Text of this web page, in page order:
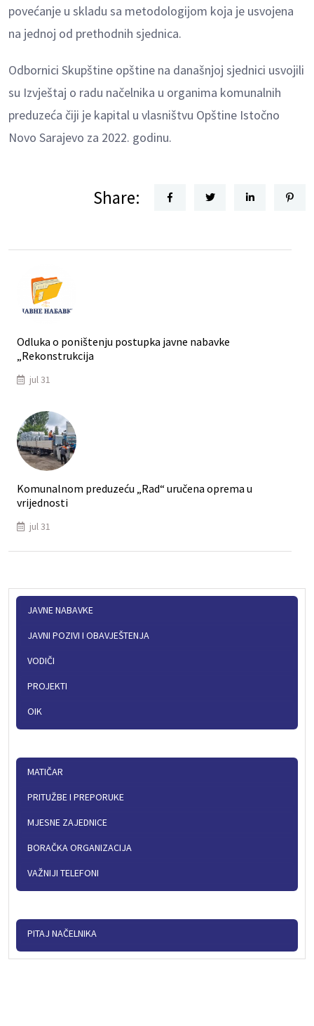
povećanje u skladu sa metodologijom koja je usvojena
na jednoj od prethodnih sjednica.
Odbornici Skupštine opštine na današnjoj sjednici usvojili
su Izvještaj o radu načelnika u organima komunalnih
preduzeća čiji je kapital u vlasništvu Opštine Istočno
Novo Sarajevo za 2022. godinu.
Share:
Odluka o poništenju postupka javne nabavke
„Rekonstrukcija
jul 31
Komunalnom preduzeću „Rad“ uručena oprema u
vrijednosti
jul 31
JAVNE NABAVKE
JAVNI POZIVI I OBAVJEŠTENJA
VODIČI
PROJEKTI
OIK
MATIČAR
PRITUŽBE I PREPORUKE
MJESNE ZAJEDNICE
BORAČKA ORGANIZACIJA
VAŽNIJI TELEFONI
PITAJ NAČELNIKA